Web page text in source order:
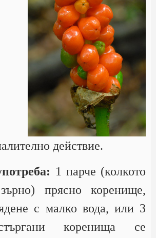
действие.
1 парче (колкото
прясно коренище,
с малко вода, или 3
коренища се